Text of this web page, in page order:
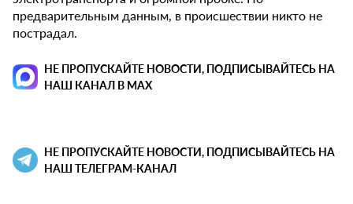
предварительным данным, в происшествии никто не
пострадал.
НЕ ПРОПУСКАЙТЕ НОВОСТИ, ПОДПИСЫВАЙТЕСЬ НА
НАШ КАНАЛ В MAX
НЕ ПРОПУСКАЙТЕ НОВОСТИ, ПОДПИСЫВАЙТЕСЬ НА
НАШ ТЕЛЕГРАМ-КАНАЛ